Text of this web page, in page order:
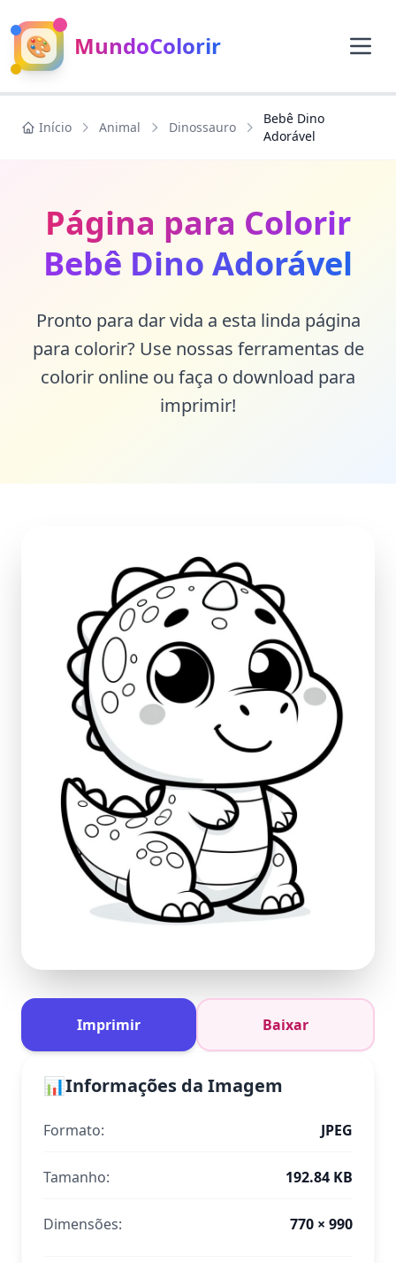
🎨 MundoColorir
Início Animal Dinossauro
Bebê Dino
Adorável
Página para Colorir
Bebê Dino Adorável
Pronto para dar vida a esta linda página
para colorir? Use nossas ferramentas de
colorir online ou faça o download para
imprimir!
Imprimir Baixar
📊Informações da Imagem
Formato: JPEG
Tamanho: 192.84 KB
Dimensões: 770 × 990